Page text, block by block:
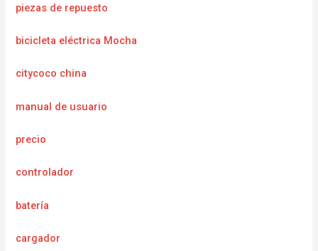
piezas de repuesto
bicicleta eléctrica Mocha
citycoco china
manual de usuario
precio
controlador
batería
cargador